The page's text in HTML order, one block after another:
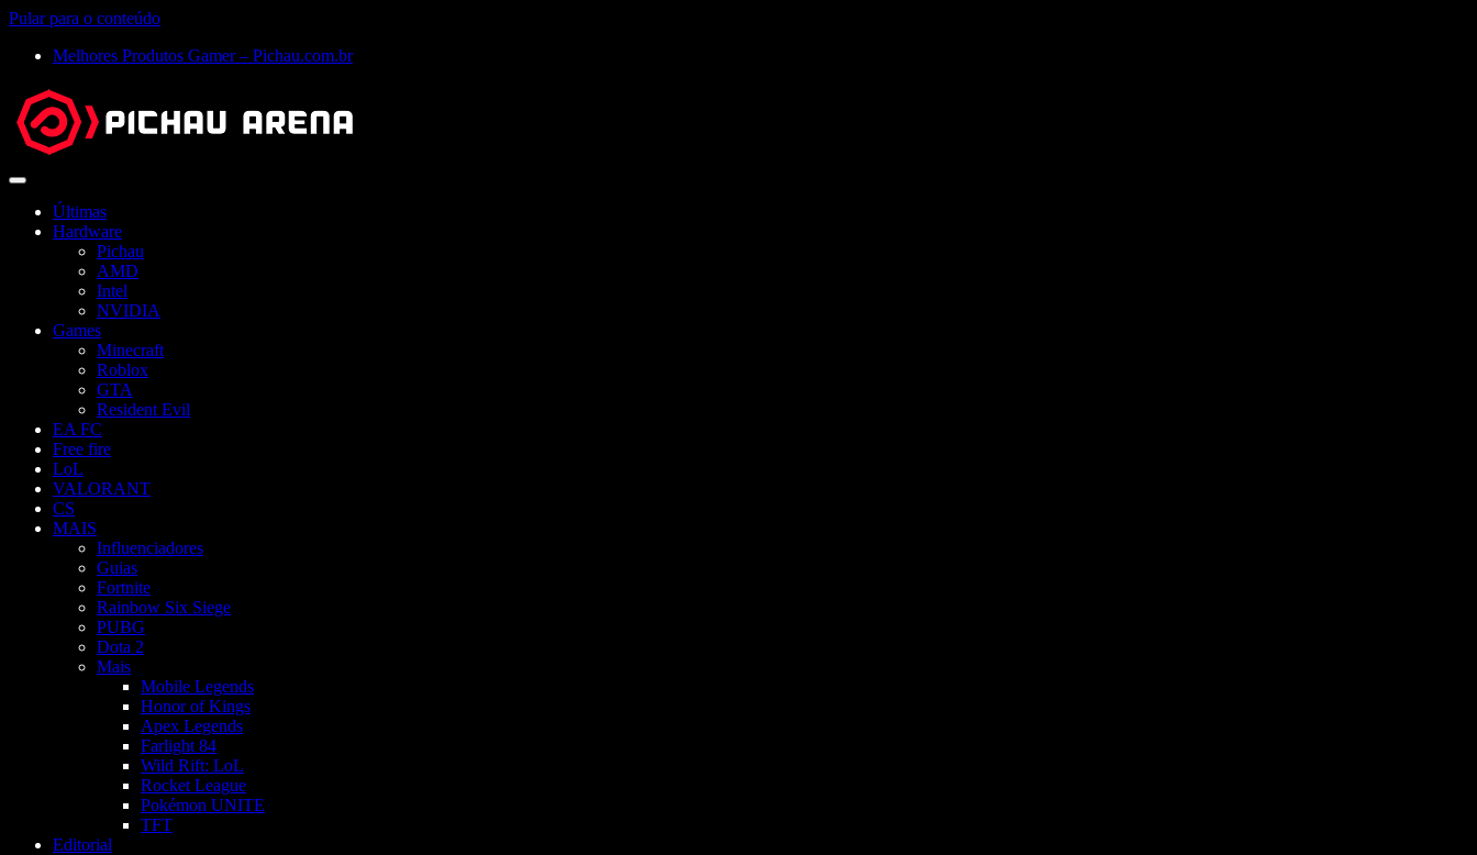
Pular para o conteúdo
Melhores Produtos Gamer – Pichau.com.br
Abrir
Últimas
Hardware
Pichau
AMD
Intel
NVIDIA
Games
Minecraft
Roblox
GTA
Resident Evil
EA FC
Free fire
LoL
VALORANT
CS
MAIS
Influenciadores
Guias
Fortnite
Rainbow Six Siege
PUBG
Dota 2
Mais
Mobile Legends
Honor of Kings
Apex Legends
Farlight 84
Wild Rift: LoL
Rocket League
Pokémon UNITE
TFT
Editorial